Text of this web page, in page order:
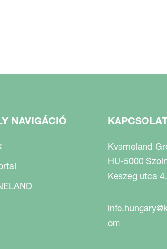
NAVIGÁCIÓ KAPCSOLAT
Kverneland
HU-5000
Keszeg utca 4.
om